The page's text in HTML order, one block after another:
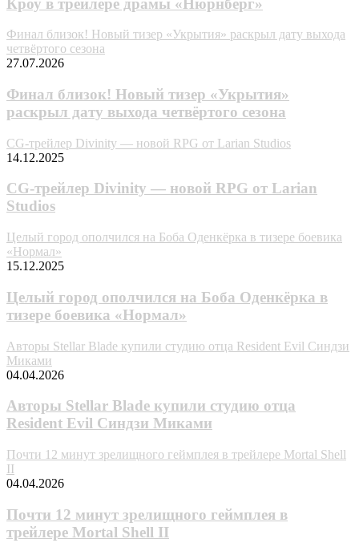
Финал близок! Новый тизер «Укрытия» раскрыл дату выхода
четвёртого сезона
27.07.2026
Финал близок! Новый тизер «Укрытия»
раскрыл дату выхода четвёртого сезона
CG-трейлер Divinity — новой RPG от Larian Studios
14.12.2025
CG-трейлер Divinity — новой RPG от Larian
Studios
Целый город ополчился на Боба Оденкёрка в тизере боевика
«Нормал»
15.12.2025
Целый город ополчился на Боба Оденкёрка в
тизере боевика «Нормал»
Авторы Stellar Blade купили студию отца Resident Evil Синдзи
Миками
04.04.2026
Авторы Stellar Blade купили студию отца
Resident Evil Синдзи Миками
Почти 12 минут зрелищного геймплея в трейлере Mortal Shell
II
04.04.2026
Почти 12 минут зрелищного геймплея в
трейлере Mortal Shell II